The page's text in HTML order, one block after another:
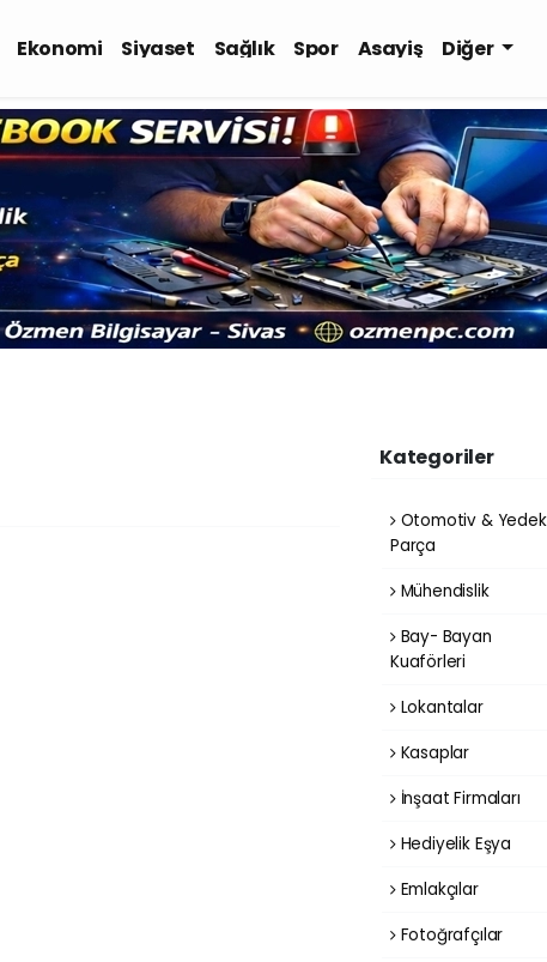
Ekonomi Siyaset Sağlık Spor Asayiş Diğer
Kategoriler
Otomotiv & Yedek
Parça
Mühendislik
Bay- Bayan
Kuaförleri
Lokantalar
Kasaplar
İnşaat Firmaları
Hediyelik Eşya
Emlakçılar
Fotoğrafçılar